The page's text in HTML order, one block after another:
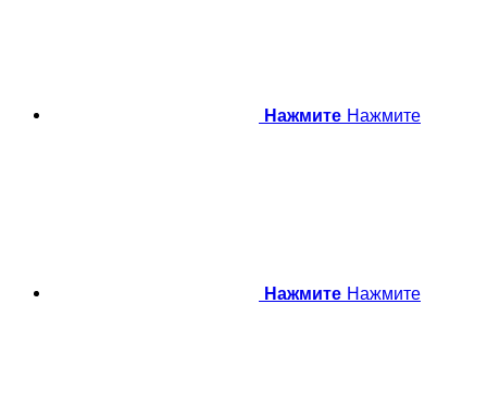
Нажмите Нажмите
Нажмите Нажмите